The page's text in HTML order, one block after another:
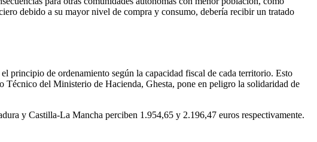
debido a su mayor nivel de compra y consumo, debería recibir un tratado
principio de ordenamiento según la capacidad fiscal de cada territorio. Esto
Técnico del Ministerio de Hacienda, Ghesta, pone en peligro la solidaridad de
y Castilla-La Mancha perciben 1.954,65 y 2.196,47 euros respectivamente.